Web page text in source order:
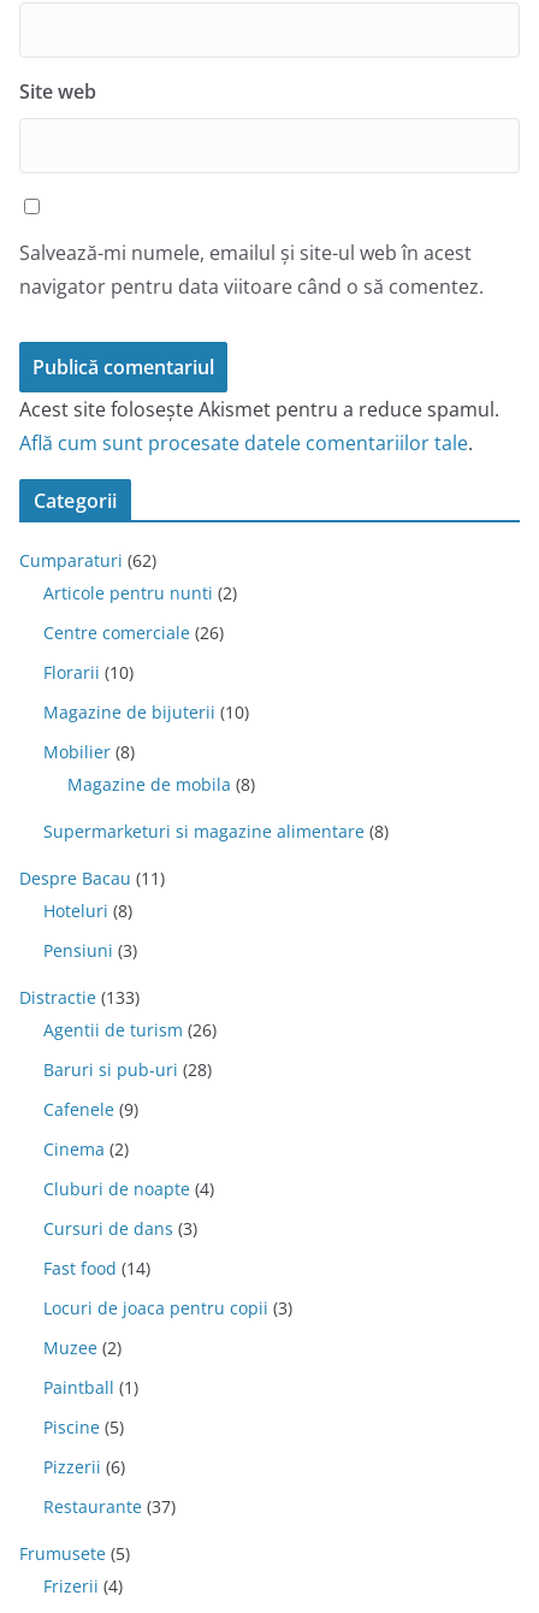
Site web
Salvează-mi numele, emailul și site-ul web în acest
navigator pentru data viitoare când o să comentez.
Acest site folosește Akismet pentru a reduce spamul.
Află cum sunt procesate datele comentariilor tale.
Categorii
Cumparaturi (62)
Articole pentru nunti (2)
Centre comerciale (26)
Florarii (10)
Magazine de bijuterii (10)
Mobilier (8)
Magazine de mobila (8)
Supermarketuri si magazine alimentare (8)
Despre Bacau (11)
Hoteluri (8)
Pensiuni (3)
Distractie (133)
Agentii de turism (26)
Baruri si pub-uri (28)
Cafenele (9)
Cinema (2)
Cluburi de noapte (4)
Cursuri de dans (3)
Fast food (14)
Locuri de joaca pentru copii (3)
Muzee (2)
Paintball (1)
Piscine (5)
Pizzerii (6)
Restaurante (37)
Frumusete (5)
Frizerii (4)